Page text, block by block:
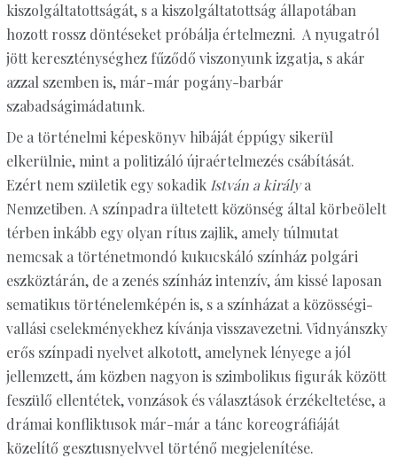
kiszolgáltatottságát, s a kiszolgáltatottság állapotában
hozott rossz döntéseket próbálja értelmezni. A nyugatról
jött kereszténységhez fűződő viszonyunk izgatja, s akár
azzal szemben is, már-már pogány-barbár
szabadságimádatunk.
De a történelmi képeskönyv hibáját éppúgy sikerül
elkerülnie, mint a politizáló újraértelmezés csábítását.
Ezért nem születik egy sokadik István a királya
Nemzetiben. A színpadra ültetett közönség által körbeölelt
térben inkább egy olyan rítus zajlik, amely túlmutat
nemcsak a történetmondó kukucskáló színház polgári
eszköztárán, de a zenés színház intenzív, ám kissé laposan
sematikus történelemképén is, s a színházat a közösségi-
vallási cselekményekhez kívánja visszavezetni. Vidnyánszky
erős színpadi nyelvet alkotott, amelynek lényege a jól
jellemzett, ám közben nagyon is szimbolikus figurák között
feszülő ellentétek, vonzások és választások érzékeltetése, a
drámai konfliktusok már-már a tánc koreográfiáját
közelítő gesztusnyelvvel történő megjelenítése.